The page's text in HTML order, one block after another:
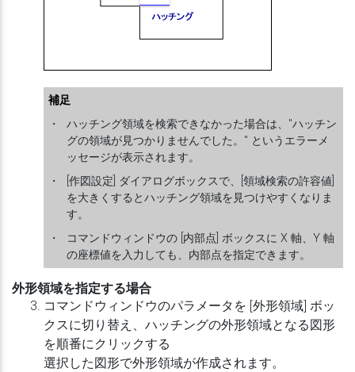
補足
・
ハッチング領域を検索できなかった場合は、"ハッチン
グの領域が見つかりませんでした。" というエラーメ
ッセージが表示されます。
・
[作図設定] ダイアログボックスで、[領域検索の許容値]
を大きくするとハッチング領域を見つけやすくなりま
す。
・
コマンドウィンドウの [内部点] ボックスに X 軸、Y 軸
の座標値を入力しても、内部点を指定できます。
外形領域を指定する場合
コマンドウィンドウのパラメータを [外形領域] ボッ
クスに切り替え、ハッチングの外形領域となる図形
を順番にクリックする
選択した図形で外形領域が作成されます。